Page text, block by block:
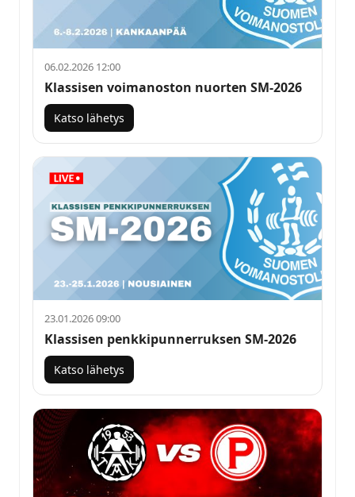
06.02.2026 12:00
Klassisen voimanoston nuorten SM-2026
Katso lähetys
23.01.2026 09:00
Klassisen penkkipunnerruksen SM-2026
Katso lähetys